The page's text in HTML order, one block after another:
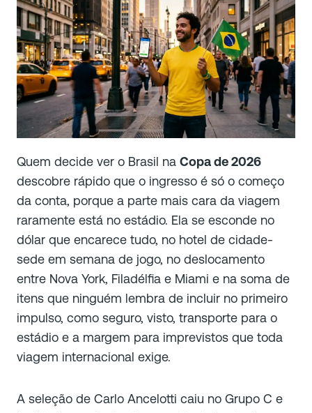
Quem decide ver o Brasil na Copa de 2026
descobre rápido que o ingresso é só o começo
da conta, porque a parte mais cara da viagem
raramente está no estádio. Ela se esconde no
dólar que encarece tudo, no hotel de cidade-
sede em semana de jogo, no deslocamento
entre Nova York, Filadélfia e Miami e na soma de
itens que ninguém lembra de incluir no primeiro
impulso, como seguro, visto, transporte para o
estádio e a margem para imprevistos que toda
viagem internacional exige.
A seleção de Carlo Ancelotti caiu no Grupo C e